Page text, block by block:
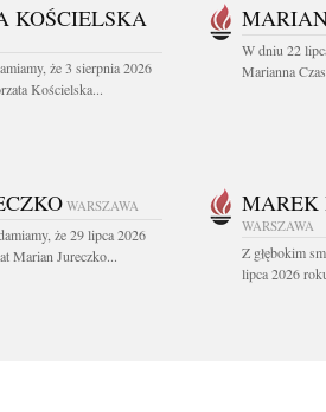
KOŚCIELSKA
że 3 sierpnia 2026
Kościelska...
W dniu 22
Marianna
WARSZAWA
że 29 lipca 2026
Marian Jureczko...
MAREK
WARSZAWA
Z głębokim
lipca 2026